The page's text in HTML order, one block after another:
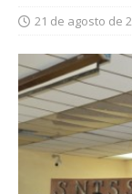
21 de agosto de